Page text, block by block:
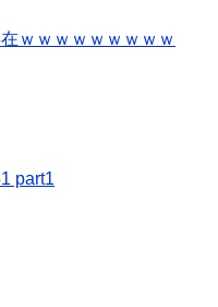
ｗｗｗｗｗｗｗｗｗ
part1